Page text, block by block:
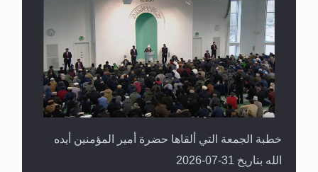
سورة التكوير تُنبئ بزمن بعثة المسيح الموعود عليه
السلام
خطبة الجمعة التي ألقاها حضرة أمير المؤمنين أيده
الله بتاريخ 31-07-2026